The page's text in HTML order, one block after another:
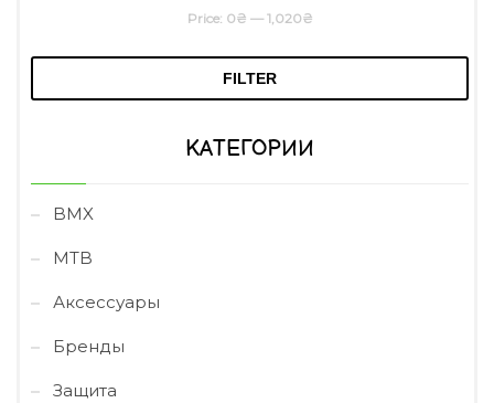
FILTER
Price: 0₴ —1,020₴
КАТЕГОРИИ
BMX
MTB
Аксессуары
Бренды
Защита